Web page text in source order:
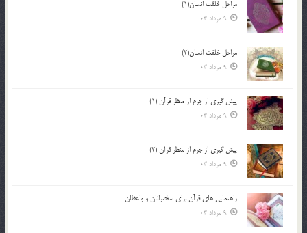
مراحل خلقت انسان(1)
9 مرداد 03
مراحل خلقت انسان(2)
9 مرداد 03
پيش گيري از جرم از منظر قرآن (1)
9 مرداد 03
پيش گيري از جرم از منظر قرآن (2)
9 مرداد 03
راهنمایی های قرآن برای سخنرانان و واعظان
9 مرداد 03